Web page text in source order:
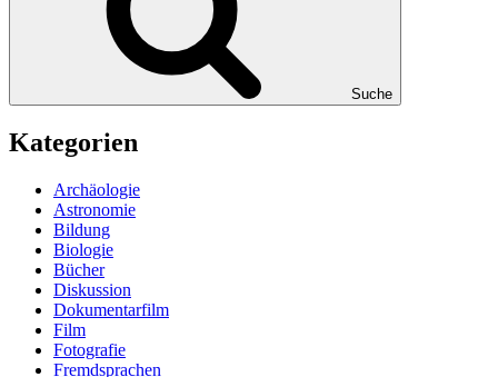
Suche
Kategorien
Archäologie
Astronomie
Bildung
Biologie
Bücher
Diskussion
Dokumentarfilm
Film
Fotografie
Fremdsprachen